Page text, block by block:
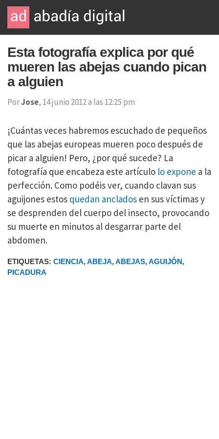
Esta fotografía explica por qué
mueren las abejas cuando pican
a alguien
PorJose, 14 junio 2012 a las 12:25 pm
¡Cuántas veces habremos escuchado de pequeños
que las abejas europeas mueren poco después de
picar a alguien! Pero, ¿por qué sucede? La
fotografía que encabeza este artículo lo expone a la
perfección. Como podéis ver, cuando clavan sus
aguijones estos quedan anclados en sus víctimas y
se desprenden del cuerpo del insecto, provocando
su muerte en minutos al desgarrar parte del
abdomen.
ETIQUETAS: CIENCIA,ABEJA,ABEJAS,AGUIJÓN,
PICADURA